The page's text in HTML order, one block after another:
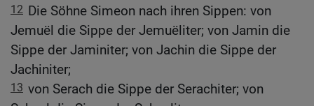
12 Die Söhne Simeon nach ihren Sippen: von
Jemuël die Sippe der Jemuëliter; von Jamin die
Sippe der Jaminiter; von Jachin die Sippe der
Jachiniter;
13 von Serach die Sippe der Serachiter; von